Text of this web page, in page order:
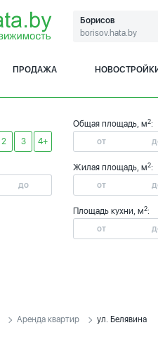
Борисов
borisov.hata.by
ПРОДАЖА
2 3 4+
Общая площадь, м2:
Жилая площадь, м2:
Площадь кухни, м2:
Аренда квартир ул. Белявина